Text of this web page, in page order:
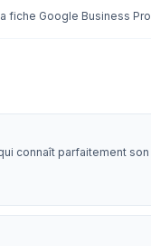
fiche Google Business
connaît parfaitement